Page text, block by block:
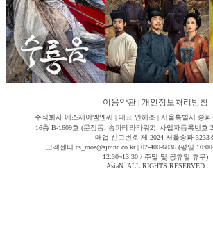
이용약관 개인정보처리방침
주식회사 에스제이엠엔씨 | 대표 안해조 | 서울특별시 송
16층 B-1609호 (문정동, 송파테라타워2) 사업자등록번호
매업 신고번호 제-2024-서울송파-3233
고객센터 cs_moa@sjmnc.co.kr | 02-400-6036 (평일
12:30~13:30 / 주말 및 공휴일 휴무)
AsiaN. ALL RIGHTS RESERVED